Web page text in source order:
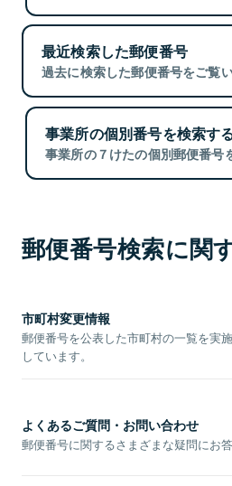
最近検索した郵便番号
過去に検索した郵便番号をご覧
事業所の個別番号を検索す
事業所の７けたの個別郵便番号
郵便番号検索に関
市町村変更情報
郵便番号を公表した市町村の一覧を実
しています。
よくあるご質問・お問い合わせ
郵便番号に関するさまざまな疑問にお答